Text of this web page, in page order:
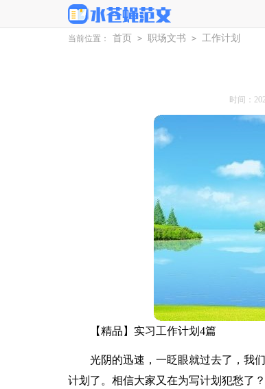
当前位置： 首页 > 职场文书 > 工作计划
时间：
【精品】实习工作计划4篇
光阴的迅速，一眨眼就过去了，我
计划了。相信大家又在为写计划犯愁了